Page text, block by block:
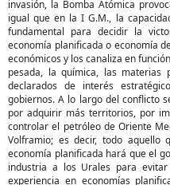
invasión, la Bomba Atómica
igual que en la I G.M., la
fundamental para decidir la
economía planificada o economía
económicos y los canaliza en
pesada, la química, las materias
declarados de interés
gobiernos. A lo largo del conflicto
por adquirir más territorios, por
controlar el petróleo de Oriente
Volframio; es decir, todo aquello
economía planificada hará que el
industria a los Urales para
experiencia en economías